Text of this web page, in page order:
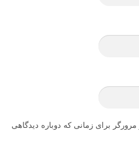
برای زمانی که دوباره دیدگاهی